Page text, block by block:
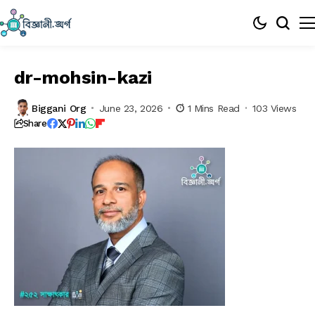
dr-mohsin-kazi
Biggani Org June 23, 2026 1 Mins Read 103 Views
Share